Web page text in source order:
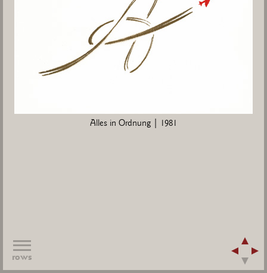
Alles in Ordnung | 1981
rows